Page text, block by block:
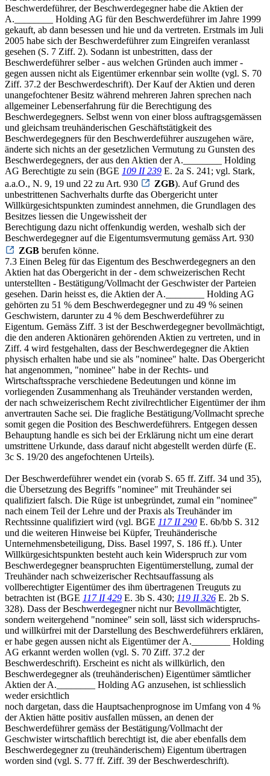
Beschwerdeführer, der Beschwerdegegner habe die Aktien der
A.________ Holding AG für den Beschwerdeführer im Jahre 1999
gekauft, ab dann besessen und hie und da vertreten. Erstmals im Juli
2005 habe sich der Beschwerdeführer zum Eingreifen veranlasst
gesehen (S. 7 Ziff. 2). Sodann ist unbestritten, dass der
Beschwerdeführer selber - aus welchen Gründen auch immer -
gegen aussen nicht als Eigentümer erkennbar sein wollte (vgl. S. 70
Ziff. 37.2 der Beschwerdeschrift). Der Kauf der Aktien und deren
unangefochtener Besitz während mehreren Jahren sprechen nach
allgemeiner Lebenserfahrung für die Berechtigung des
Beschwerdegegners. Selbst wenn von einer bloss auftragsgemässen
und gleichsam treuhänderischen Geschäftstätigkeit des
Beschwerdegegners für den Beschwerdeführer auszugehen wäre,
änderte sich nichts an der gesetzlichen Vermutung zu Gunsten des
Beschwerdegegners, der aus den Aktien der A.________ Holding
AG Berechtigte zu sein (BGE 109 II 239 E. 2a S. 241; vgl. Stark,
a.a.O., N. 9, 19 und 22 zu Art. 930
ZGB). Auf Grund des
unbestrittenen Sachverhalts durfte das Obergericht unter
Willkürgesichtspunkten zumindest annehmen, die Grundlagen des
Besitzes liessen die Ungewissheit der
Berechtigung dazu nicht offenkundig werden, weshalb sich der
Beschwerdegegner auf die Eigentumsvermutung gemäss Art. 930
ZGB berufen könne.
7.3 Einen Beleg für das Eigentum des Beschwerdegegners an den
Aktien hat das Obergericht in der - dem schweizerischen Recht
unterstellten - Bestätigung/Vollmacht der Geschwister der Parteien
gesehen. Darin heisst es, die Aktien der A.________ Holding AG
gehörten zu 51 % dem Beschwerdegegner und zu 49 % seinen
Geschwistern, darunter zu 4 % dem Beschwerdeführer zu
Eigentum. Gemäss Ziff. 3 ist der Beschwerdegegner bevollmächtigt,
die den anderen Aktionären gehörenden Aktien zu vertreten, und in
Ziff. 4 wird festgehalten, dass der Beschwerdegegner die Aktien
physisch erhalten habe und sie als "nominee" halte. Das Obergericht
hat angenommen, "nominee" habe in der Rechts- und
Wirtschaftssprache verschiedene Bedeutungen und könne im
vorliegenden Zusammenhang als Treuhänder verstanden werden,
der nach schweizerischem Recht zivilrechtlicher Eigentümer der ihm
anvertrauten Sache sei. Die fragliche Bestätigung/Vollmacht spreche
somit gegen die Position des Beschwerdeführers. Entgegen dessen
Behauptung handle es sich bei der Erklärung nicht um eine derart
umstrittene Urkunde, dass darauf nicht abgestellt werden dürfe (E.
3c S. 19/20 des angefochtenen Urteils).
Der Beschwerdeführer wendet ein (vorab S. 65 ff. Ziff. 34 und 35),
die Übersetzung des Begriffs "nominee" mit Treuhänder sei
qualifiziert falsch. Die Rüge ist unbegründet, zumal ein "nominee"
nach einem Teil der Lehre und der Praxis als Treuhänder im
Rechtssinne qualifiziert wird (vgl. BGE 117 II 290 E. 6b/bb S. 312
und die weiteren Hinweise bei Küpfer, Treuhänderische
Unternehmensbeteiligung, Diss. Basel 1997, S. 186 ff.). Unter
Willkürgesichtspunkten besteht auch kein Widerspruch zur vom
Beschwerdegegner beanspruchten Eigentümerstellung, zumal der
Treuhänder nach schweizerischer Rechtsauffassung als
vollberechtigter Eigentümer des ihm übertragenen Treuguts zu
betrachten ist (BGE 117 II 429 E. 3b S. 430; 119 II 326 E. 2b S.
328). Dass der Beschwerdegegner nicht nur Bevollmächtigter,
sondern weitergehend "nominee" sein soll, lässt sich widerspruchs-
und willkürfrei mit der Darstellung des Beschwerdeführers erklären,
er habe gegen aussen nicht als Eigentümer der A.________ Holding
AG erkannt werden wollen (vgl. S. 70 Ziff. 37.2 der
Beschwerdeschrift). Erscheint es nicht als willkürlich, den
Beschwerdegegner als (treuhänderischen) Eigentümer sämtlicher
Aktien der A.________ Holding AG anzusehen, ist schliesslich
weder ersichtlich
noch dargetan, dass die Hauptsachenprognose im Umfang von 4 %
der Aktien hätte positiv ausfallen müssen, an denen der
Beschwerdeführer gemäss der Bestätigung/Vollmacht der
Geschwister wirtschaftlich berechtigt ist, die aber ebenfalls dem
Beschwerdegegner zu (treuhänderischem) Eigentum übertragen
worden sind (vgl. S. 77 ff. Ziff. 39 der Beschwerdeschrift).